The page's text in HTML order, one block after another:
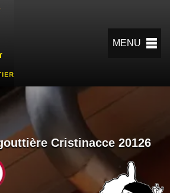
MENU
Cristinacce 20126